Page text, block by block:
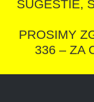
polecam s-
SUGESTIE,
PROSIMY
336 – ZA